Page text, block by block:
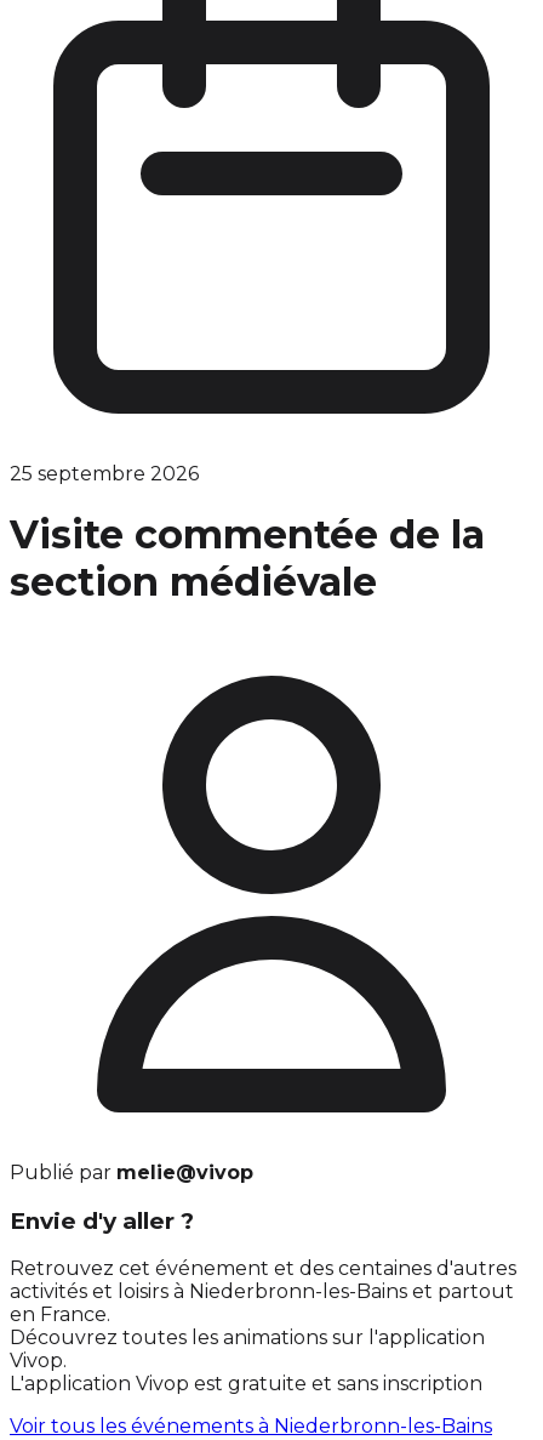
25 septembre 2026
Visite commentée de la
section médiévale
Publié par melie@vivop
Envie d'y aller ?
Retrouvez cet événement et des centaines d'autres
activités et loisirs à Niederbronn-les-Bains et partout
en France.
Découvrez toutes les animations sur l'application
Vivop.
L'application Vivop est gratuite et sans inscription
Voir tous les événements à Niederbronn-les-Bains